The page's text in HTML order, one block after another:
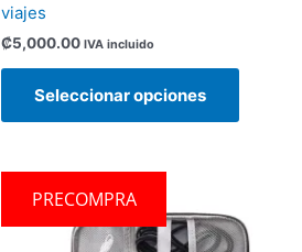
viajes
₡5,000.00 IVA incluido
Seleccionar opciones
PRECOMPRA
tiene